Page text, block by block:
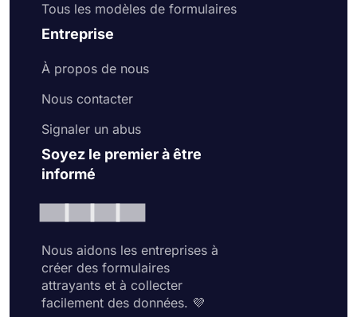
Tous les modèles de formulaires
Entreprise
À propos de nous
Nous contacter
Signaler un abus
Soyez le premier à être
informé
Nous aidons les entreprises à
créer des formulaires
attrayants et à collecter
facilement des données. 💜